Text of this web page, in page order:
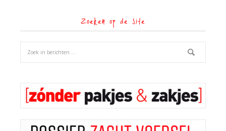
Zoeken op de site